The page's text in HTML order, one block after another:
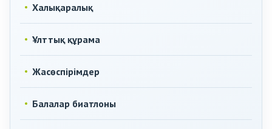
Халықаралық
Ұлттық құрама
Жасөспірімдер
Балалар биатлоны